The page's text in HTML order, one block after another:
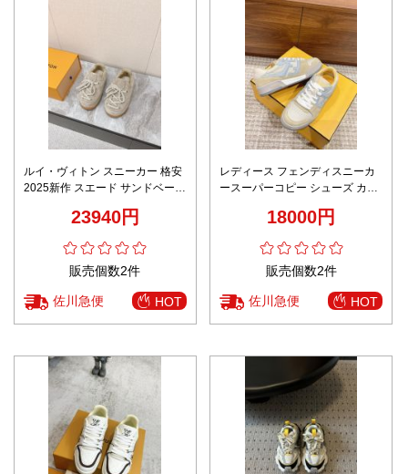
ルイ・ヴィトン スニーカー 格安
2025新作 スエード サンドベージ
級感仕上げ23940円
販売個数2件
佐川急便 HOT
レディース フェンディスニーカ
ースーパーコピー シューズ カッ
きやすい シンプル ブラウン
18000円
販売個数2件
佐川急便 HOT